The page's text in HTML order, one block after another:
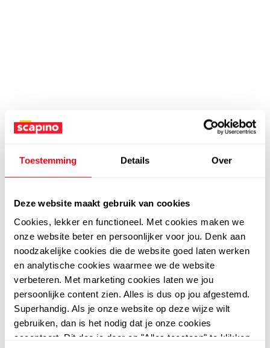
Toestemming Details Over
Deze website maakt gebruik van cookies
Cookies, lekker en functioneel. Met cookies maken we
onze website beter en persoonlijker voor jou. Denk aan
noodzakelijke cookies die de website goed laten werken
en analytische cookies waarmee we de website
verbeteren. Met marketing cookies laten we jou
persoonlijke content zien. Alles is dus op jou afgestemd.
Superhandig. Als je onze website op deze wijze wilt
gebruiken, dan is het nodig dat je onze cookies
accepteert. Dit doe je door op "Alles toestaan" te klikken.